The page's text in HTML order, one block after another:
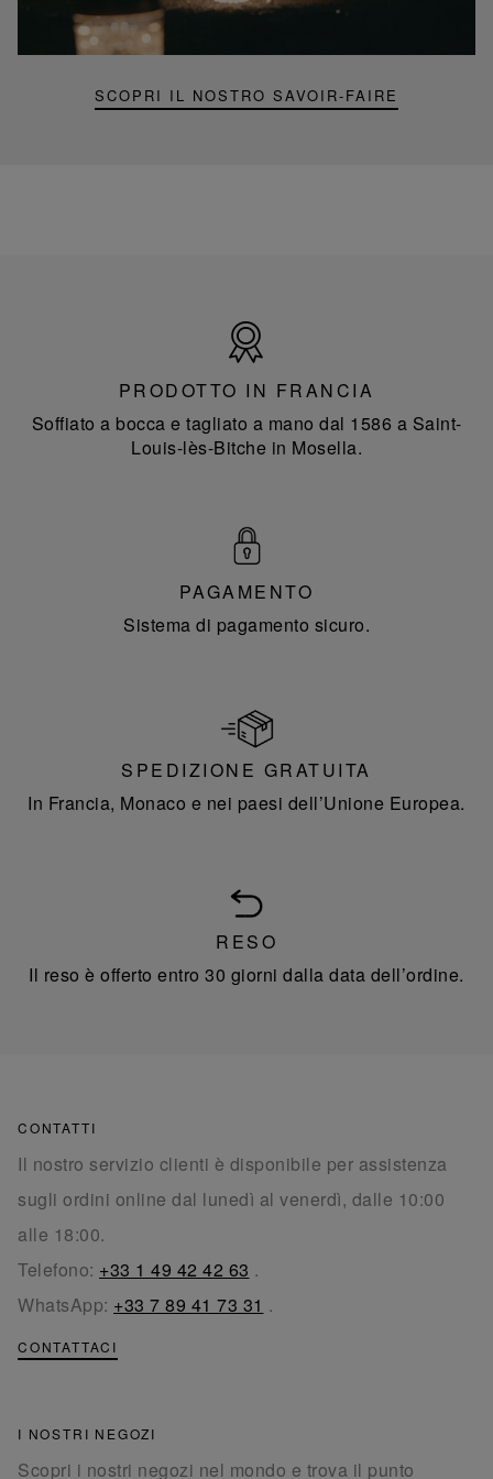
SCOPRI IL NOSTRO SAVOIR-FAIRE
mini
Francia
PRODOTTO IN FRANCIA
Soffiato a bocca e tagliato a mano dal 1586 a Saint-
Louis-lès-Bitche in Mosella.
PAGAMENTO
Sistema di pagamento sicuro.
SPEDIZIONE GRATUITA
In Francia, Monaco e nei paesi dell’Unione Europea.
RESO
Il reso è offerto entro 30 giorni dalla data dell’ordine.
CONTATTI
Il nostro servizio clienti è disponibile per assistenza
sugli ordini online dal lunedì al venerdì, dalle 10:00
alle 18:00.
Telefono: +33 1 49 42 42 63 .
WhatsApp: +33 7 89 41 73 31 .
CONTATTACI
I NOSTRI NEGOZI
Scopri i nostri negozi nel mondo e trova il punto